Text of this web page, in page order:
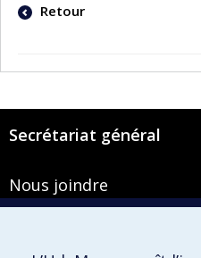
Retour
Secrétariat général
Nous joindre